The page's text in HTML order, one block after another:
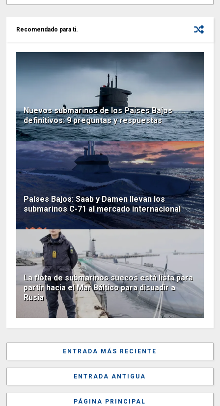
Recomendado para ti.
Nuevos submarinos de los Paises Bajos
definitivos: 9 preguntas y respuestas
Países Bajos: Saab y Damen llevan los
submarinos C-71 al mercado internacional
La flota de submarinos suecos está lista para
partir hacia el Mar Báltico para disuadir a
Rusia
ENTRADA MÁS RECIENTE
ENTRADA ANTIGUA
PÁGINA PRINCIPAL